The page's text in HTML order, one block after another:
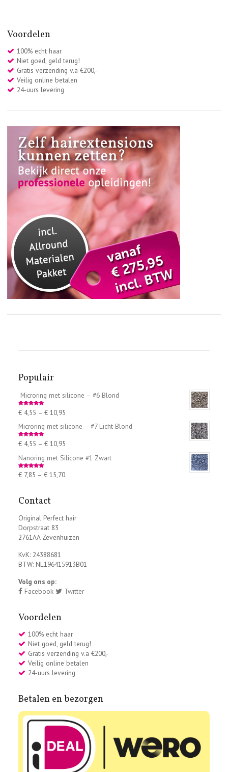
Voordelen
100% echt haar
Niet goed, geld terug!
Gratis verzending v.a €200,-
Veilig online betalen
24-uurs levering
Populair
Microring met silicone – #6 Blond
Rated5.00
out of 5
€4,55 – €10,95
Microring met silicone – #7 Licht Blond
Rated5.00
out of 5
€4,55 – €10,95
Nanoring met Silicone #1 Zwart
Rated5.00
out of 5
€7,85 – €15,70
Contact
Original Perfect hair
Dorpstraat 83
2761AA Zevenhuizen
KvK: 24388681
BTW: NL196415913B01
Volg ons op:
Facebook
Twitter
Voordelen
100% echt haar
Niet goed, geld terug!
Gratis verzending v.a €200,-
Veilig online betalen
24-uurs levering
Betalen en bezorgen